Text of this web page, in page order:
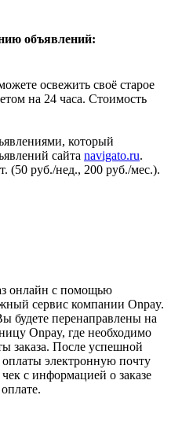
объявлений:
освежить своё старое
на 24 часа. Стоимость
который
сайта navigato.ru.
(50 руб./нед., 200 руб./мес.).
онлайн с помощью
сервис компании Onpay.
будете перенаправлены на
Onpay, где необходимо
заказа. После успешной
электронную почту
с информацией о заказе